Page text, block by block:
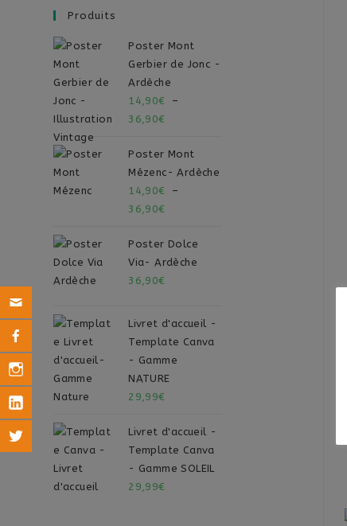
Produits
Poster Mont
Gerbier de Jonc -
Ardèche
14,90€
–
36,90€
Poster Mont
Mézenc- Ardèche
14,90€
–
36,90€
Poster Dolce
Via- Ardèche
36,90€
Livret d'accueil -
Template Canva
- Gamme
NATURE
29,99€
Livret d'accueil -
Template Canva
- Gamme SOLEIL
29,99€